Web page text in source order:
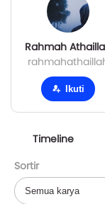
Rahmah
Ikuti
Timeline
Sortir